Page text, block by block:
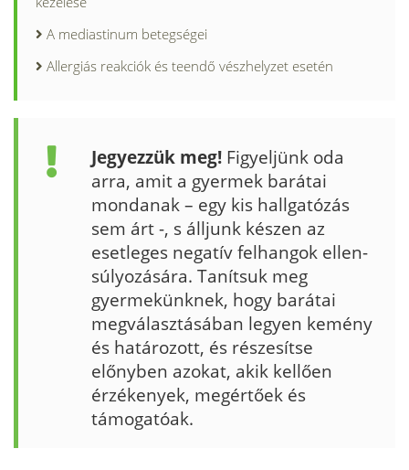
A mediastinum betegségei
Allergiás reakciók és teendő vészhelyzet esetén
Jegyezzük meg! Figyeljünk oda
arra, amit a gyermek barátai
mondanak – egy kis hallgatózás
sem árt -, s áll­junk készen az
esetleges negatív felhangok ellen­
súlyozására. Tanítsuk meg
gyermekünknek, hogy barátai
megválasztásában legyen kemény
és hatá­rozott, és részesítse
előnyben azokat, akik kellően
érzékenyek, megértőek és
támogatóak.